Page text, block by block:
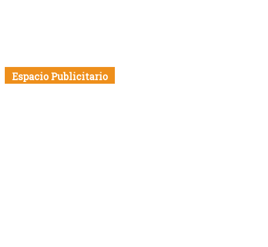
Espacio Publicitario